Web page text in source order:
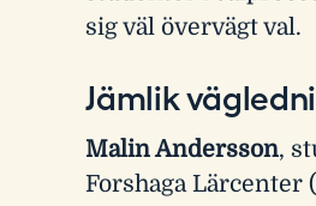
sig väl övervägt val.
Jämlik
Malin Andersson,
Forshaga Lärcenter